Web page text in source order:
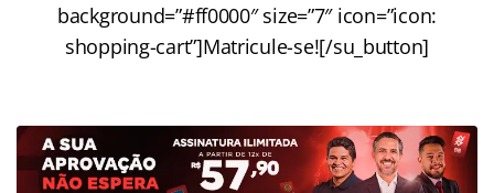
background=”#ff0000″ size=”7″ icon=”icon:
shopping-cart”]Matricule-se![/su_button]